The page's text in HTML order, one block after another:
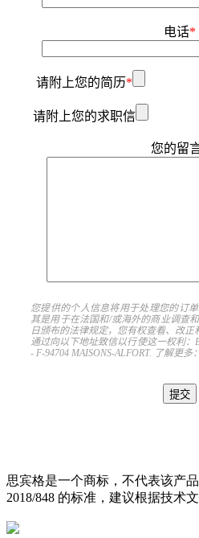
电话*
请附上您的简历*
请附上您的求职信
您的留
您提供的个人信息将用于处理您的订
其是用于在法国和/或海外的商业调查
日颁布的法律规定，您有权查看、改
通过向以下地址致信以行使这一权利：
- F-94704 MAISONS-ALFORT. 了解更多：
思宾格是一个商标，不代表该产
2018/848 的标准，建议根据技术